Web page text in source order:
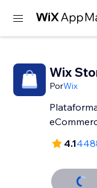
Wix
PorWix
4.1